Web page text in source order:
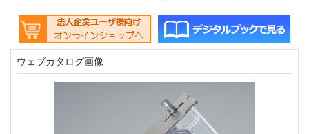
ウェブカタログ画像